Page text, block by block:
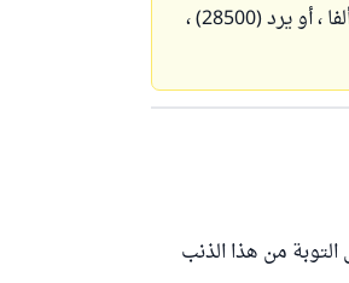
الشخص الأول الذي تاب ودل على مكان المتجر ، هل يرد كامل المبلغ (85) ألفا ، أو يرد (28500) ،
من هذا الذنب